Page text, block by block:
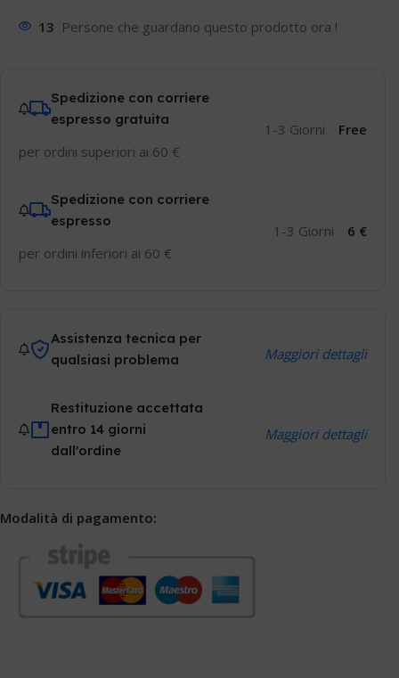
13 Persone che guardano questo prodotto ora !
Spedizione con corriere
espresso gratuita
per ordini superiori ai 60 €
1-3 Giorni Free
Spedizione con corriere
espresso
per ordini inferiori ai 60 €
1-3 Giorni 6 €
Assistenza tecnica per
qualsiasi problema
Maggiori dettagli
Restituzione accettata
entro 14 giorni
dall'ordine
Maggiori dettagli
Modalità di pagamento: